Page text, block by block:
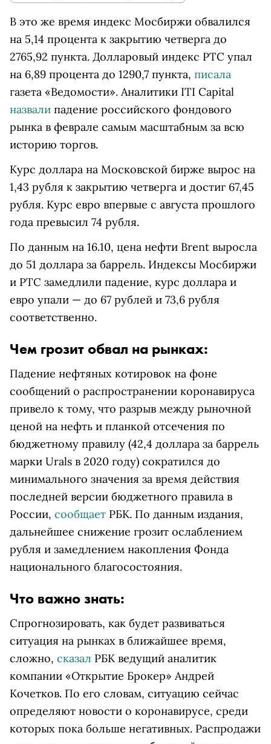
В это же время индекс Мосбиржи обвалился
на 5,14 процента к закрытию четверга до
2765,92 пункта. Долларовый индекс РТС упал
на 6,89 процента до 1290,7 пункта, писала
газета «Ведомости». Аналитики ITI Capital
назвали падение российского фондового
рынка в феврале самым масштабным за всю
историю торгов.
Курс доллара на Московской бирже вырос на
1,43 рубля к закрытию четверга и достиг 67,45
рубля. Курс евро впервые с августа прошлого
года превысил 74 рубля.
По данным на 16.10, цена нефти Brent выросла
до 51 доллара за баррель. Индексы Мосбиржи
и РТС замедлили падение, курс доллара и
евро упали — до 67 рублей и 73,6 рубля
соответственно.
Чем грозит обвал на рынках:
Падение нефтяных котировок на фоне
сообщений о распространении коронавируса
привело к тому, что разрыв между рыночной
ценой на нефть и планкой отсечения по
бюджетному правилу (42,4 доллара за баррель
марки Urals в 2020 году) сократился до
минимального значения за время действия
последней версии бюджетного правила в
России, сообщает РБК. По данным издания,
дальнейшее снижение грозит ослаблением
рубля и замедлением накопления Фонда
национального благосостояния.
Что важно знать:
Спрогнозировать, как будет развиваться
ситуация на рынках в ближайшее время,
сложно, сказал РБК ведущий аналитик
компании «Открытие Брокер» Андрей
Кочетков. По его словам, ситуацию сейчас
определяют новости о коронавирусе, среди
которых пока больше негативных. Распродажи